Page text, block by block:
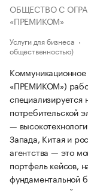
ОБЩЕСТВО С
«ПРЕМИКОМ»
Услуги для бизнеса
общественностью)
«ПРЕМИКОМ»)
специализируется
потребительской
—
Запада, Китая и
агентства — это
портфель кейсов,
фундаментальной